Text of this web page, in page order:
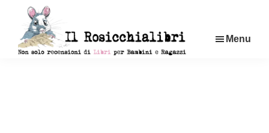
contenuto
Menu